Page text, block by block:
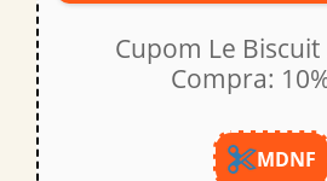
Cupom Le
Compra:
MDNF